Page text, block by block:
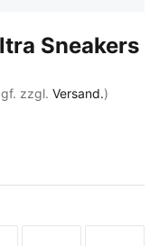
Sneakers
zzgl. Versand.)